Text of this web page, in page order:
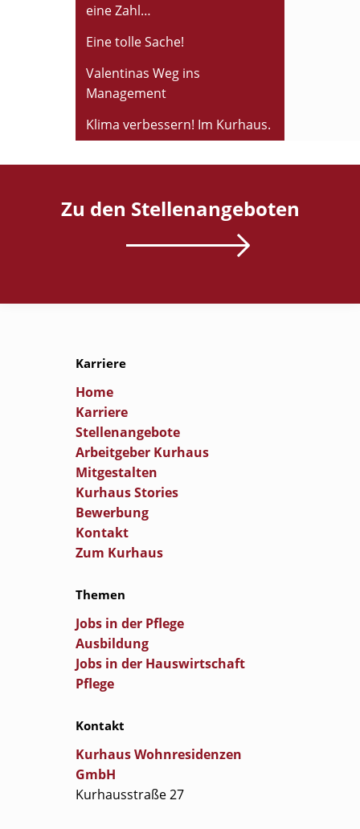
eine Zahl…
Eine tolle Sache!
Valentinas Weg ins
Management
Klima verbessern! Im Kurhaus.
Zu den Stellenangeboten
Karriere
Home
Karriere
Stellenangebote
Arbeitgeber Kurhaus
Mitgestalten
Kurhaus Stories
Bewerbung
Kontakt
Zum Kurhaus
Themen
Jobs in der Pflege
Ausbildung
Jobs in der Hauswirtschaft
Pflege
Kontakt
Kurhaus Wohnresidenzen
GmbH
Kurhausstraße 27